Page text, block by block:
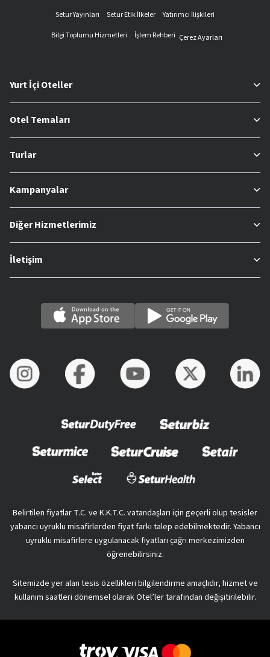
Setur Yayınları
Setur Etik İlkeler
Yatırımcı İlişkileri
Bilgi Toplumu Hizmetleri
İşlem Rehberi Çerez Ayarları
Yurt İçi Oteller
Otel Temaları
Turlar
Kampanyalar
Diğer Hizmetlerimiz
İletişim
Belirtilen fiyatlar T.C. ve K.K.T.C. vatandaşları için geçerli olup tesisler
yabancı uyruklu misafirlerden fiyat farkı talep edebilmektedir. Yabancı
uyruklu misafirlere uygulanacak fiyatları çağrı merkezimizden
öğrenebilirsiniz.
Sitemizde yer alan tesis özellikleri bilgilendirme amaçlıdır, hizmet ve
kullanım saatleri dönemsel olarak Otel’ler tarafından değişitirilebilir.